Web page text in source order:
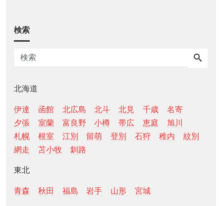
検索
北海道
伊達 函館 北広島 北斗 北見 千歳
名寄
夕張
室蘭 富良野 小樽 帯広 恵庭
旭川
札幌
根室 江別 留萌 登別 石狩 稚内
紋別
網走
苫小牧 釧路
東北
青森 秋田 福島 岩手 山形 宮城